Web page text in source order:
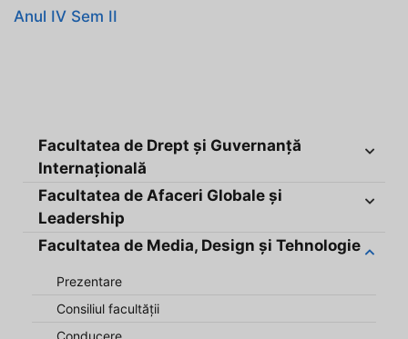
Anul IV Sem II
Facultatea de Drept și Guvernanță
Internațională
Facultatea de Afaceri Globale și
Leadership
Facultatea de Media, Design și Tehnologie
Prezentare
Consiliul facultății
Conducere